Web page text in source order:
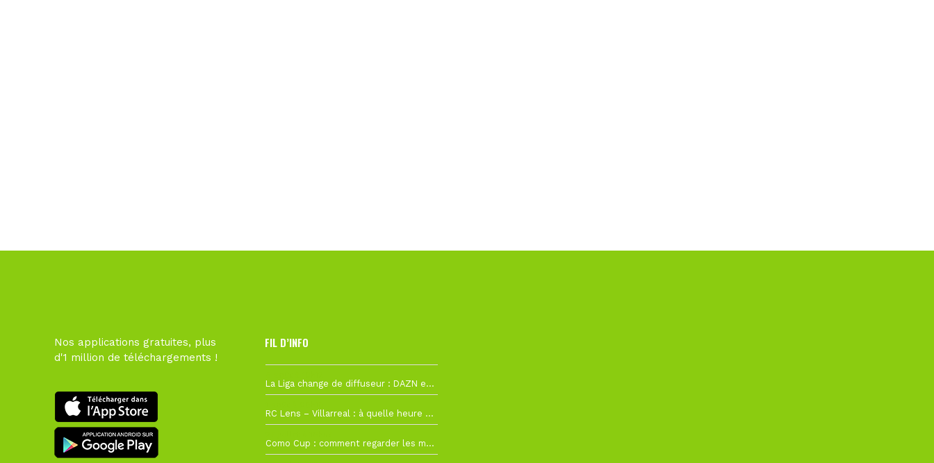
Nos applications gratuites, plus
d'1 million de téléchargements !
FIL D’INFO
La Liga change de diffuseur : DAZN et Disney+ remplacent beIN Sports !
RC Lens – Villarreal : à quelle heure et sur quelle chaîne voir la finale de la Como Cup ?
Como Cup : comment regarder les matchs du RC Lens en direct ?